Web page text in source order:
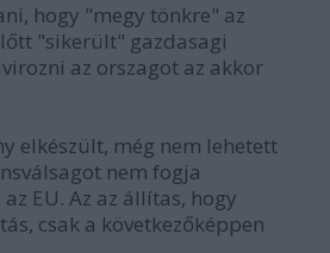
hogy "megy tönkre" az
"sikerült" gazdasagi
az orszagot az akkor
elkészült, még nem lehetett
nem fogja
EU. Az az állítas, hogy
csak a következőképpen